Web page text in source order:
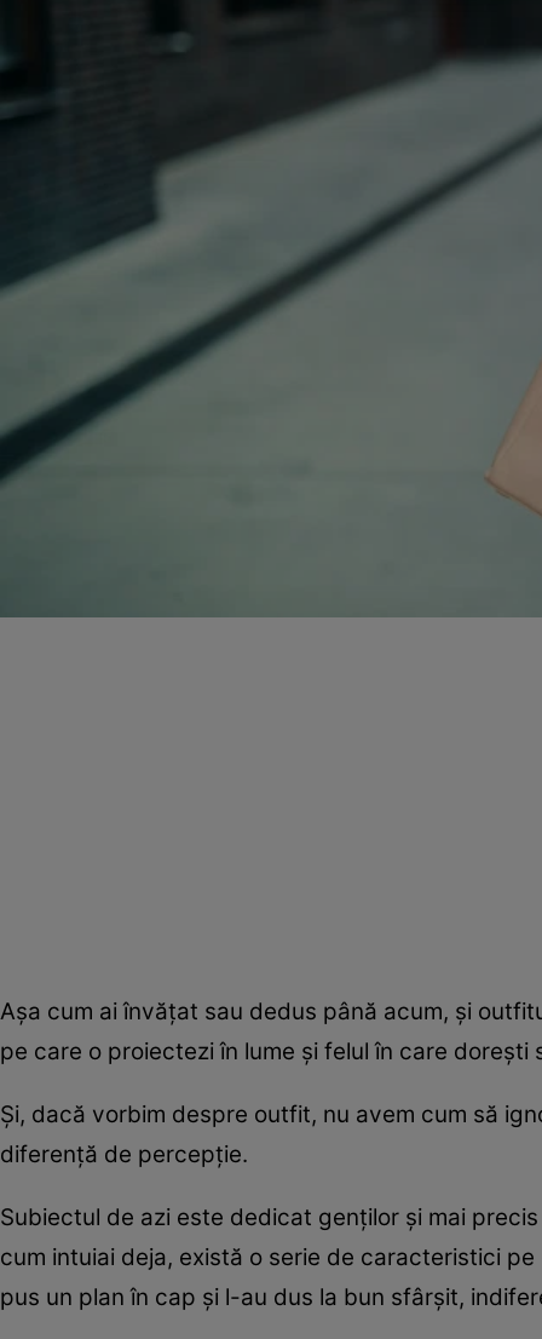
Așa cum ai învățat sau dedus până acum, și
pe care o proiectezi în lume și felul în care dorești
Și, dacă vorbim despre outfit, nu avem cum să
diferență de percepție.
Subiectul de azi este dedicat genților și mai
cum intuiai deja, există o serie de caracteristici
pus un plan în cap și l-au dus la bun sfârșit,